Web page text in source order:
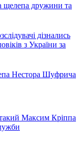
щелепа дружини та
дізнались
з України за
Нестора Шуфрича
Максим Кріппа